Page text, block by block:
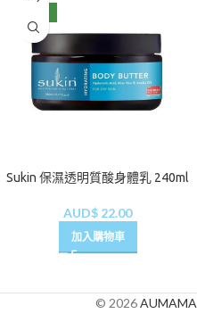
Sukin 保濕透明質酸身體乳 240ml
AUD$ 22.00
加入購物車
© 2026AUMAMA